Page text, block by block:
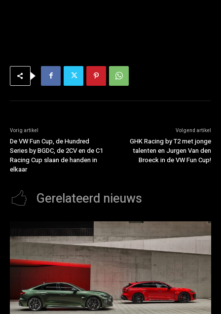
Vorig artikel
De VW Fun Cup, de Hundred
Series by BGDC, de 2CV en de C1
Racing Cup slaan de handen in
elkaar
Volgend artikel
GHK Racing by T2 met jonge
talenten en Jurgen Van den
Broeck in de VW Fun Cup!
Gerelateerd nieuws